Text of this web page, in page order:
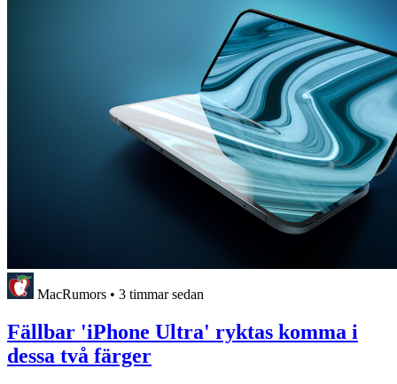
MacRumors • 3 timmar sedan
Fällbar 'iPhone Ultra' ryktas komma i
dessa två färger